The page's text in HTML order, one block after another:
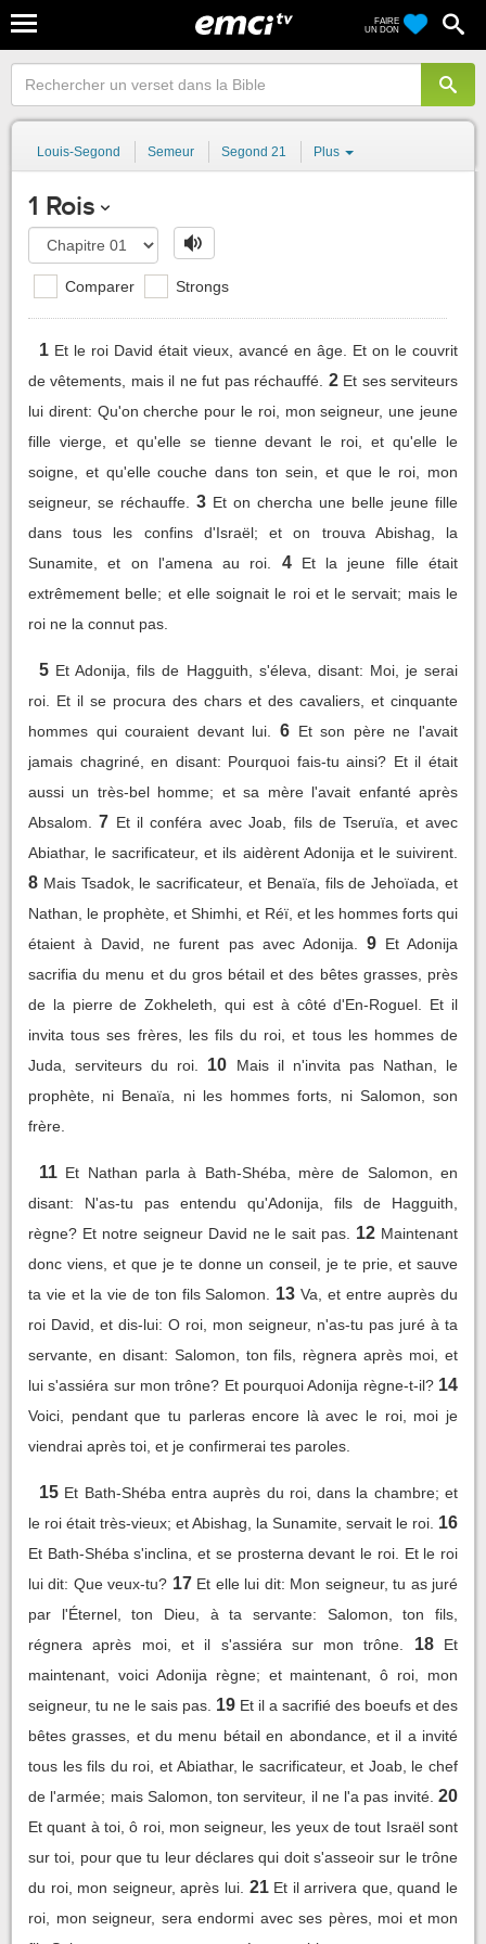
FAIRE
UN DON
Louis-Segond Semeur Segond 21 Plus
1 Rois
Comparer Strongs
1 Et le roi David était vieux, avancé en âge. Et on le couvrit
de vêtements, mais il ne fut pas réchauffé. 2 Et ses serviteurs
lui dirent: Qu'on cherche pour le roi, mon seigneur, une jeune
fille vierge, et qu'elle se tienne devant le roi, et qu'elle le
soigne, et qu'elle couche dans ton sein, et que le roi, mon
seigneur, se réchauffe.
3 Et on chercha une belle jeune fille
dans tous les confins d'Israël; et on trouva Abishag, la
Sunamite, et on l'amena au roi.
4
Et la jeune fille était
extrêmement belle; et elle soignait le roi et le servait; mais le
roi ne la connut pas.
5 Et Adonija, fils de Hagguith, s'éleva, disant: Moi, je serai
roi. Et il se procura des chars et des cavaliers, et cinquante
hommes qui couraient devant lui.
6 Et son père ne l'avait
jamais chagriné, en disant: Pourquoi fais-tu ainsi? Et il était
aussi un très-bel homme; et sa mère l'avait enfanté après
Absalom.
7 Et il conféra avec Joab, fils de Tseruïa, et avec
Abiathar, le sacrificateur, et ils aidèrent Adonija et le suivirent.
8 Mais Tsadok, le sacrificateur, et Benaïa, fils de Jehoïada, et
Nathan, le prophète, et Shimhi, et Réï, et les hommes forts qui
étaient à David, ne furent pas avec Adonija.
9 Et Adonija
sacrifia du menu et du gros bétail et des bêtes grasses, près
de la pierre de Zokheleth, qui est à côté d'En-Roguel. Et il
invita tous ses frères, les fils du roi, et tous les hommes de
Juda, serviteurs du roi.
10
Mais il n'invita pas Nathan, le
prophète, ni Benaïa, ni les hommes forts, ni Salomon, son
frère.
11 Et Nathan parla à Bath-Shéba, mère de Salomon, en
disant: N'as-tu pas entendu qu'Adonija, fils de Hagguith,
règne? Et notre seigneur David ne le sait pas.
12 Maintenant
donc viens, et que je te donne un conseil, je te prie, et sauve
ta vie et la vie de ton fils Salomon.
13 Va, et entre auprès du
roi David, et dis-lui: O roi, mon seigneur, n'as-tu pas juré à ta
servante, en disant: Salomon, ton fils, règnera après moi, et
lui s'assiéra sur mon trône? Et pourquoi Adonija règne-t-il? 14
Voici, pendant que tu parleras encore là avec le roi, moi je
viendrai après toi, et je confirmerai tes paroles.
15 Et Bath-Shéba entra auprès du roi, dans la chambre; et
le roi était très-vieux; et Abishag, la Sunamite, servait le roi. 16
Et Bath-Shéba s'inclina, et se prosterna devant le roi. Et le roi
lui dit: Que veux-tu? 17 Et elle lui dit: Mon seigneur, tu as juré
par l'Éternel, ton Dieu, à ta servante: Salomon, ton fils,
régnera après moi, et il s'assiéra sur mon trône.
18
Et
maintenant, voici Adonija règne; et maintenant, ô roi, mon
seigneur, tu ne le sais pas. 19 Et il a sacrifié des boeufs et des
bêtes grasses, et du menu bétail en abondance, et il a invité
tous les fils du roi, et Abiathar, le sacrificateur, et Joab, le chef
de l'armée; mais Salomon, ton serviteur, il ne l'a pas invité. 20
Et quant à toi, ô roi, mon seigneur, les yeux de tout Israël sont
sur toi, pour que tu leur déclares qui doit s'asseoir sur le trône
du roi, mon seigneur, après lui. 21 Et il arrivera que, quand le
roi, mon seigneur, sera endormi avec ses pères, moi et mon